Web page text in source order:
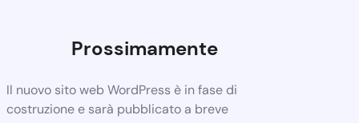
Prossimamente
Il nuovo sito web WordPress è in fase di
costruzione e sarà pubblicato a breve